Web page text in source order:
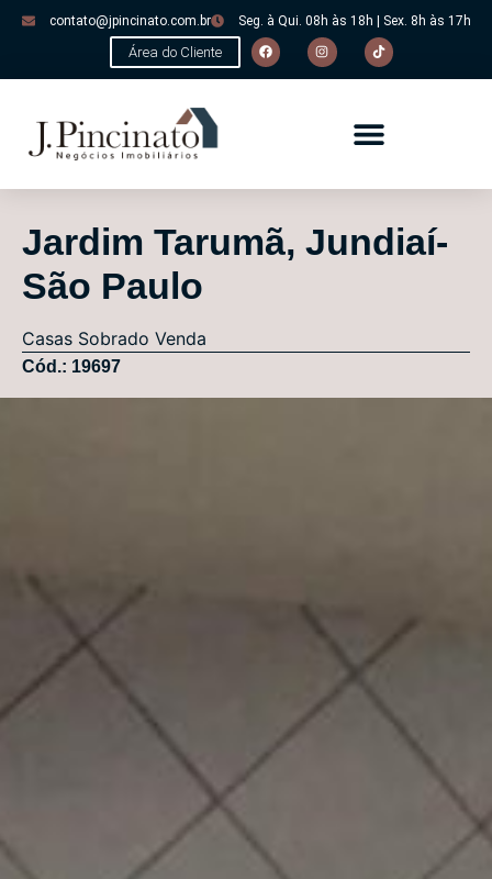
contato@jpincinato.com.br Seg. à Qui. 08h às 18h | Sex. 8h às 17h
Área do Cliente
Jardim Tarumã, Jundiaí-
São Paulo
Casas Sobrado Venda
Cód.: 19697